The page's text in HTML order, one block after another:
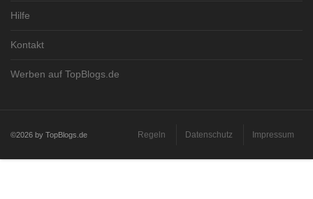
Hilfe
Kontakt
Werben auf TopBlogs.de
©2026 by TopBlogs.de Regeln Datenschutz Impressum